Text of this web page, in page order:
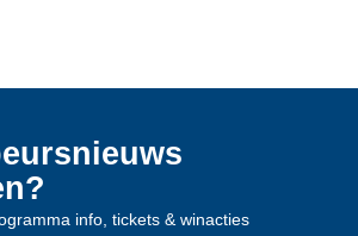
info, tickets & winacties